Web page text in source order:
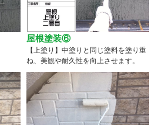
屋根塗装⑥
【上塗り】中塗りと同じ塗料を塗り重
ね、美観や耐久性を向上させます。